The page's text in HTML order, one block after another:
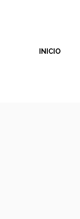
INICIO